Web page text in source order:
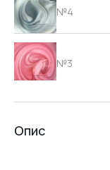
№4
№3
Опис